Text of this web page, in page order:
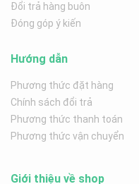
Đổi trả hàng buôn
Đóng góp ý kiến
Hướng dẫn
Phương thức đặt hàng
Chính sách đổi trả
Phương thức thanh toán
Phương thức vận chuyển
Giới thiệu về shop